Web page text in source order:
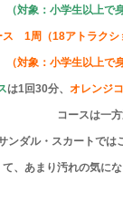
（対象：小学生以上で
ス 1周（18アトラク
（対象：小学生以上で
は1回30分、 オレンジ
コースは一方
ンダル・スカートでは
、あまり汚れの気に